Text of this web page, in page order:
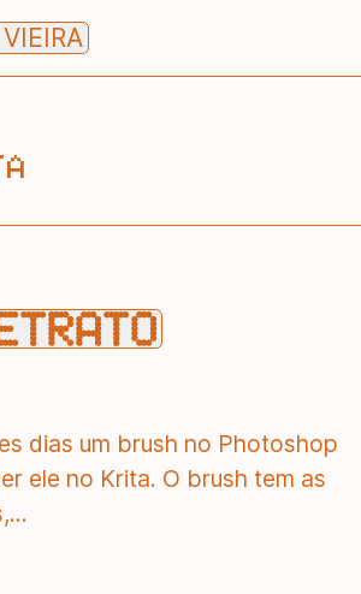
dias um brush no Photoshop
ele no Krita. O brush tem as